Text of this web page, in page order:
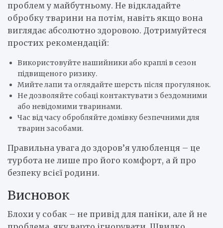
проблем у майбутньому. Не відкладайте
обробку тварини на потім, навіть якщо вона
виглядає абсолютно здоровою. Дотримуйтеся
простих рекомендацій:
Використовуйте нашийники або краплі в сезон
підвищеного ризику.
Мийте лапи та оглядайте шерсть після прогулянок.
Не дозволяйте собаці контактувати з бездомними
або невідомими тваринами.
Час від часу обробляйте домівку безпечними для
тварин засобами.
Правильна увага до здоров’я улюбленця – це
турбота не лише про його комфорт, а й про
безпеку всієї родини.
Висновок
Блохи у собак – не привід для паніки, але й не